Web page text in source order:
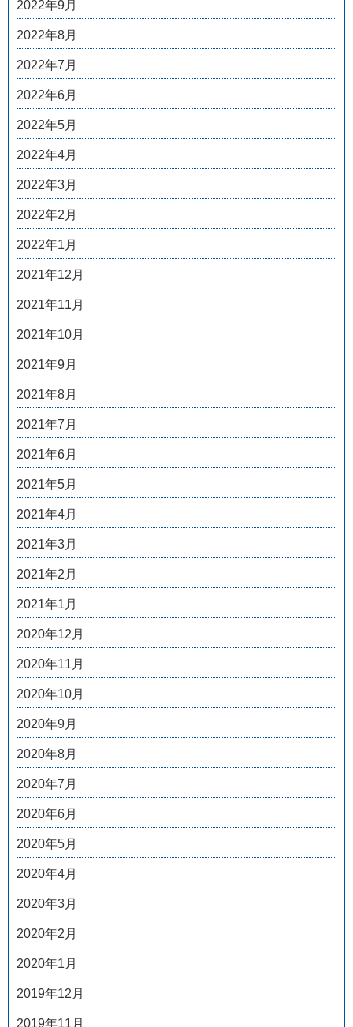
2022年9月
2022年8月
2022年7月
2022年6月
2022年5月
2022年4月
2022年3月
2022年2月
2022年1月
2021年12月
2021年11月
2021年10月
2021年9月
2021年8月
2021年7月
2021年6月
2021年5月
2021年4月
2021年3月
2021年2月
2021年1月
2020年12月
2020年11月
2020年10月
2020年9月
2020年8月
2020年7月
2020年6月
2020年5月
2020年4月
2020年3月
2020年2月
2020年1月
2019年12月
2019年11月